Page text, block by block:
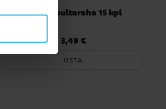
Suklaa kultaraha 15 kpl
Hinta:3,49 €
3,49 €
OSTA